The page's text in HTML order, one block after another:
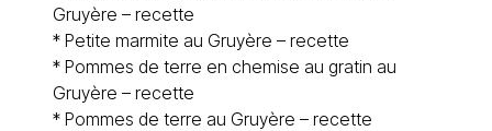
Gruyère – recette
* Petite marmite au Gruyère – recette
* Pommes de terre en chemise au gratin au
Gruyère – recette
* Pommes de terre au Gruyère – recette